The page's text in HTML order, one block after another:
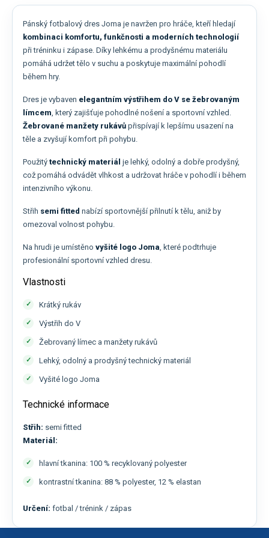
Pánský fotbalový dres Joma je navržen pro hráče, kteří hledají
kombinaci komfortu, funkčnosti a moderních technologií
při tréninku i zápase. Díky lehkému a prodyšnému materiálu
pomáhá udržet tělo v suchu a poskytuje maximální pohodlí
během hry.
Dres je vybaven elegantním výstřihem do V se žebrovaným
límcem, který zajišťuje pohodlné nošení a sportovní vzhled.
Žebrované manžety rukávů přispívají k lepšímu usazení na
těle a zvyšují komfort při pohybu.
Použitý technický materiál je lehký, odolný a dobře prodyšný,
což pomáhá odvádět vlhkost a udržovat hráče v pohodlí i během
intenzivního výkonu.
Střih semi fitted nabízí sportovnější přilnutí k tělu, aniž by
omezoval volnost pohybu.
Na hrudi je umístěno vyšité logo Joma, které podtrhuje
profesionální sportovní vzhled dresu.
Vlastnosti
Krátký rukáv
Výstřih do V
Žebrovaný límec a manžety rukávů
Lehký, odolný a prodyšný technický materiál
Vyšité logo Joma
Technické informace
Střih: semi fitted
Materiál:
hlavní tkanina: 100 % recyklovaný polyester
kontrastní tkanina: 88 % polyester, 12 % elastan
Určení: fotbal / trénink / zápas